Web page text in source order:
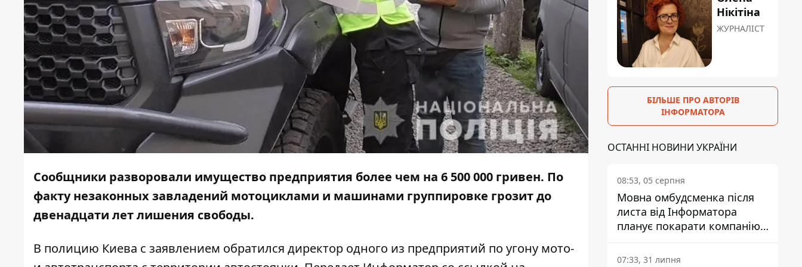
Сообщники разворовали имущество предприятия более чем на 6 500 000 гривен. По
факту незаконных завладений мотоциклами и машинами группировке грозит до
двенадцати лет лишения свободы.
В полицию Киева с заявлением обратился директор одного из предприятий по угону мото-
Нікітіна
ЖУРНАЛІСТ
БІЛЬШЕ ПРО АВТОРІВ
ІНФОРМАТОРА
ОСТАННІ НОВИНИ УКРАЇНИ
08:53, 05 серпня
Мовна омбудсменка після
листа від Інформатора
планує покарати компанію-
підрядника ПриватБанку
07:33, 31 липня